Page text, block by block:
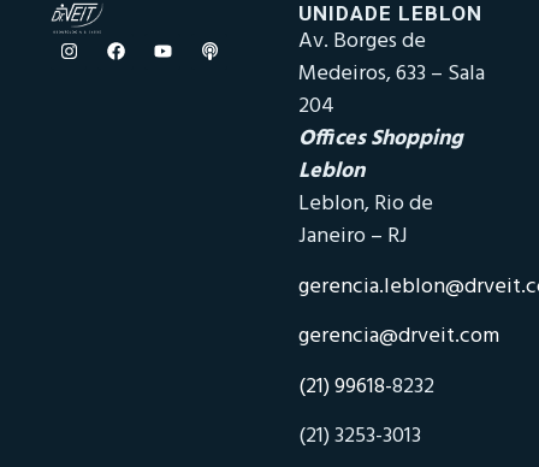
UNIDADE LEBLON
Av. Borges de
Medeiros, 633 – Sala
204
Offices Shopping
Leblon
Leblon, Rio de
Janeiro – RJ
gerencia@drveit.com
(21) 99618-8232
(21) 3253-3013